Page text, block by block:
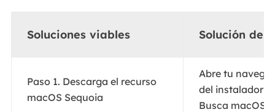
Soluciones viables Solución de
Paso 1. Descarga el recurso
macOS Sequoia
Abre tu
del instalador
Busca macOS..